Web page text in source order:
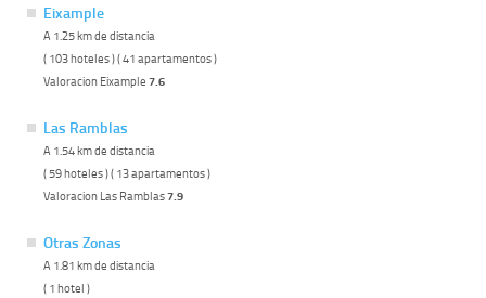
Eixample
A 1.25 km de distancia
( 103 hoteles ) ( 41 apartamentos )
Valoracion Eixample 7.6
Las Ramblas
A 1.54 km de distancia
( 59 hoteles ) ( 13 apartamentos )
Valoracion Las Ramblas7.9
Otras Zonas
A 1.81 km de distancia
( 1 hotel )